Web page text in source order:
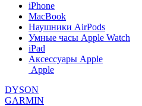
iPhone
MacBook
Наушники AirPods
Умные часы Apple Watch
iPad
Аксессуары Apple
Apple
DYSON
GARMIN